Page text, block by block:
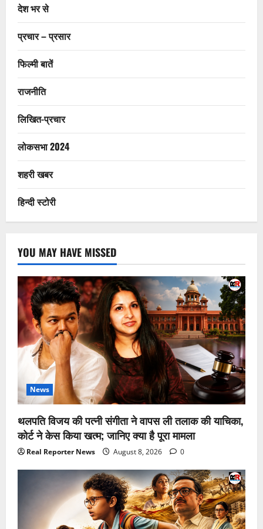
देश भर से
प्रचार – प्रसार
फिल्मी बातें
राजनीति
लिखित-प्रचार
लोकसभा 2024
शहरी खबर
हिन्दी स्टोरी
YOU MAY HAVE MISSED
News
थलपति विजय की पत्नी संगीता ने वापस ली तलाक की याचिका,
कोर्ट ने केस किया खत्म; जानिए क्या है पूरा मामला
Real Reporter News August 8, 2026 0